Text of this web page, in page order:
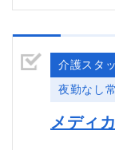
介護スタ
夜勤なし
メディ